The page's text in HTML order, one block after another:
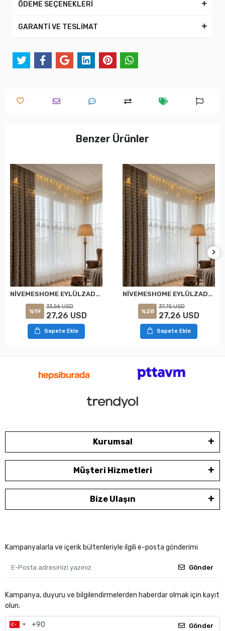
ÖDEME SEÇENEKLERİ
GARANTİ VE TESLİMAT
Benzer Ürünler
NİVEMESHOME EYLÜLZADE GOLD DETAY 1/2,5 PİLELİ TÜL PERDE APM
%19
33,56 USD
27,26 USD
Sepete Ekle
NİVEMESHOME EYLÜLZADE GOLD DETAY 1/3 PİLELİ TÜL PERDE APM
%28
37,75 USD
27,26 USD
Sepete Ekle
Kurumsal
Müşteri Hizmetleri
Bize Ulaşın
Kampanyalarla ve içerik bültenleriyle ilgili e-posta gönderimi
Gönder
Kampanya, duyuru ve bilgilendirmelerden haberdar olmak için kayıt
olun.
Gönder